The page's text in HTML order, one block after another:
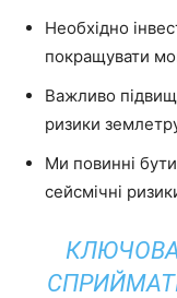
Необхідно
покращувати
Важливо
ризики
Ми повинні
сейсмічні